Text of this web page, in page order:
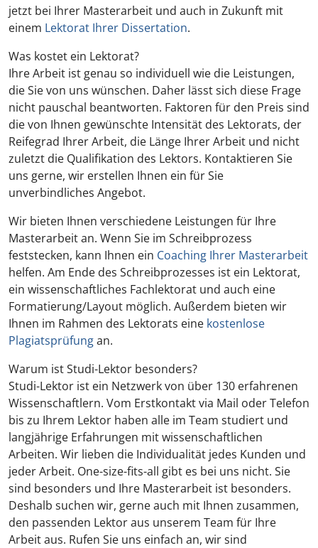
jetzt bei Ihrer Masterarbeit und auch in Zukunft mit
einem Lektorat Ihrer Dissertation.
Was kostet ein Lektorat?
Ihre Arbeit ist genau so individuell wie die Leistungen,
die Sie von uns wünschen. Daher lässt sich diese Frage
nicht pauschal beantworten. Faktoren für den Preis sind
die von Ihnen gewünschte Intensität des Lektorats, der
Reifegrad Ihrer Arbeit, die Länge Ihrer Arbeit und nicht
zuletzt die Qualifikation des Lektors. Kontaktieren Sie
uns gerne, wir erstellen Ihnen ein für Sie
unverbindliches Angebot.
Wir bieten Ihnen verschiedene Leistungen für Ihre
Masterarbeit an. Wenn Sie im Schreibprozess
feststecken, kann Ihnen ein Coaching Ihrer Masterarbeit
helfen. Am Ende des Schreibprozesses ist ein Lektorat,
ein wissenschaftliches Fachlektorat und auch eine
Formatierung/Layout möglich. Außerdem bieten wir
Ihnen im Rahmen des Lektorats eine kostenlose
Plagiatsprüfungan.
Warum ist Studi-Lektor besonders?
Studi-Lektor ist ein Netzwerk von über 130 erfahrenen
Wissenschaftlern. Vom Erstkontakt via Mail oder Telefon
bis zu Ihrem Lektor haben alle im Team studiert und
langjährige Erfahrungen mit wissenschaftlichen
Arbeiten. Wir lieben die Individualität jedes Kunden und
jeder Arbeit. One-size-fits-all gibt es bei uns nicht. Sie
sind besonders und Ihre Masterarbeit ist besonders.
Deshalb suchen wir, gerne auch mit Ihnen zusammen,
den passenden Lektor aus unserem Team für Ihre
Arbeit aus. Rufen Sie uns einfach an, wir sind